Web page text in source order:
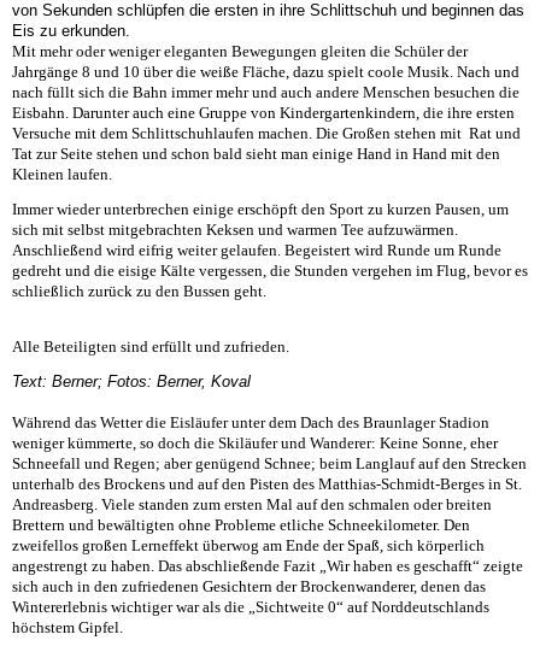
von Sekunden schlüpfen die ersten in ihre Schlittschuh und beginnen das
Eis zu erkunden.
Mit mehr oder weniger eleganten Bewegungen gleiten die Schüler der
Jahrgänge 8 und 10 über die weiße Fläche, dazu spielt coole Musik. Nach und
nach füllt sich die Bahn immer mehr und auch andere Menschen besuchen die
Eisbahn. Darunter auch eine Gruppe von Kindergartenkindern, die ihre ersten
Versuche mit dem Schlittschuhlaufen machen. Die Großen stehen mit Rat und
Tat zur Seite stehen und schon bald sieht man einige Hand in Hand mit den
Kleinen laufen.
Immer wieder unterbrechen einige erschöpft den Sport zu kurzen Pausen, um
sich mit selbst mitgebrachten Keksen und warmen Tee aufzuwärmen.
Anschließend wird eifrig weiter gelaufen. Begeistert wird Runde um Runde
gedreht und die eisige Kälte vergessen, die Stunden vergehen im Flug, bevor es
schließlich zurück zu den Bussen geht.
Alle Beteiligten sind erfüllt und zufrieden.
Text: Berner; Fotos: Berner, Koval
Während das Wetter die Eisläufer unter dem Dach des Braunlager Stadion
weniger kümmerte, so doch die Skiläufer und Wanderer: Keine Sonne, eher
Schneefall und Regen; aber genügend Schnee; beim Langlauf auf den Strecken
unterhalb des Brockens und auf den Pisten des Matthias-Schmidt-Berges in St.
Andreasberg. Viele standen zum ersten Mal auf den schmalen oder breiten
Brettern und bewältigten ohne Probleme etliche Schneekilometer. Den
zweifellos großen Lerneffekt überwog am Ende der Spaß, sich körperlich
angestrengt zu haben. Das abschließende Fazit „Wir haben es geschafft“ zeigte
sich auch in den zufriedenen Gesichtern der Brockenwanderer, denen das
Wintererlebnis wichtiger war als die „Sichtweite 0“ auf Norddeutschlands
höchstem Gipfel.